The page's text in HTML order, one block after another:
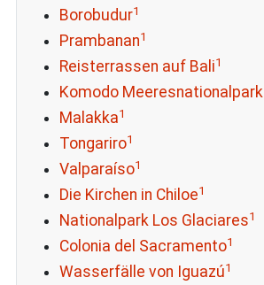
Borobudur1
Prambanan1
Reisterrassen auf Bali1
Komodo Meeresnationalpark
Malakka1
Tongariro1
Valparaíso1
Die Kirchen in Chiloe1
Nationalpark Los Glaciares1
Colonia del Sacramento1
Wasserfälle von Iguazú1